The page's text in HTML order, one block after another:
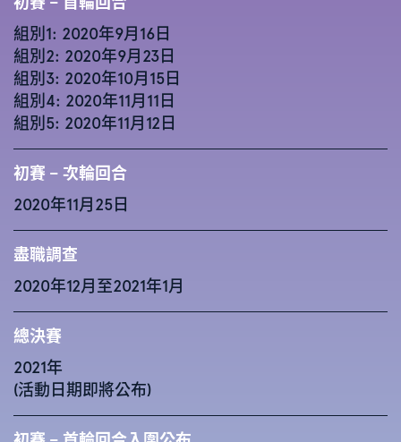
組別1: 2020年9月16日
組別2: 2020年9月23日
組別3: 2020年10月15日
組別4: 2020年11月11日
組別5: 2020年11月12日
初賽 – 次輪回合
2020年11月25日
盡職調查
2020年12月至2021年1月
總決賽
2021年
(活動日期即將公布)